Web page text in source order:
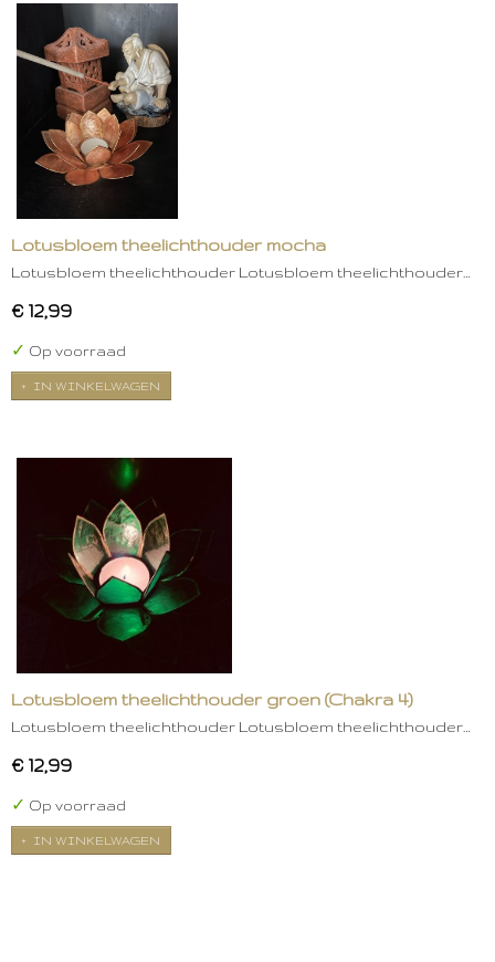
Lotusbloem theelichthouder mocha
Lotusbloem theelichthouder Lotusbloem theelichthouder…
€ 12,99
✓ Op voorraad
IN WINKELWAGEN
Lotusbloem theelichthouder groen (Chakra 4)
Lotusbloem theelichthouder Lotusbloem theelichthouder…
€ 12,99
✓ Op voorraad
IN WINKELWAGEN